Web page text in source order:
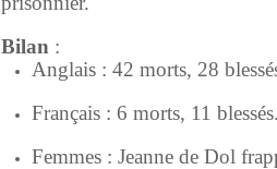
Bilan :
Anglais : 42 morts, 28
Français : 6 morts, 11 blessés.
Femmes : Jeanne de Dol